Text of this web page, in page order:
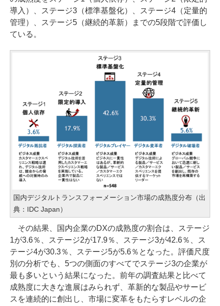
導入）、ステージ3（標準基盤化）、ステージ4（定量的
管理）、ステージ5（継続的革新）までの5段階で評価し
ている。
国内デジタルトランスフォーメーション市場の成熟度分布（出
典：IDC Japan）
その結果、国内企業のDXの成熟度の割合は、ステージ
1が3.6％、ステージ2が17.9％、ステージ3が42.6％、ス
テージ4が30.3％、ステージ5が5.6％となった。評価尺度
別の分析でも、5つの側面のすべてでステージ3の企業が
最も多いという結果になった。前年の調査結果と比べて
成熟度に大きな進展はみられず、革新的な製品やサービ
スを連続的に創出し、市場に変革をもたらすレベルの企